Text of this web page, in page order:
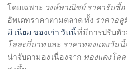
โดยเฉพาะ วงษ์พาณิชย์ ราคารับซื้อ
อัพเดทราคาตามตลาด ทั้ง ราคาอลู
มิ เนียม ของเก่า วันนี้ที่มีการปรับตั
โลละกี่บาทและ ราคาทองแดงวันนี้
น่าจับตามอง เนื่องจาก ทองแดงโล